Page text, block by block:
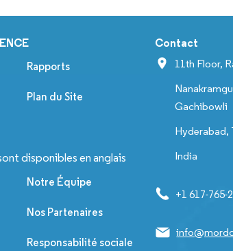
Rapports
Plan du Site
disponibles en anglais
Notre Équipe
Nos Partenaires
Responsabilité sociale
Contact
11th Floor,
Gachibowli
Hyderabad,
India
+1 617-765-